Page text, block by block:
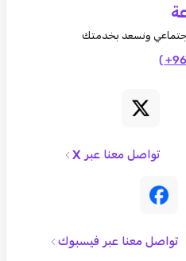
ونسعد بخدمتك
(
تواصل معنا عبر X
تواصل معنا عبر فيسبوك